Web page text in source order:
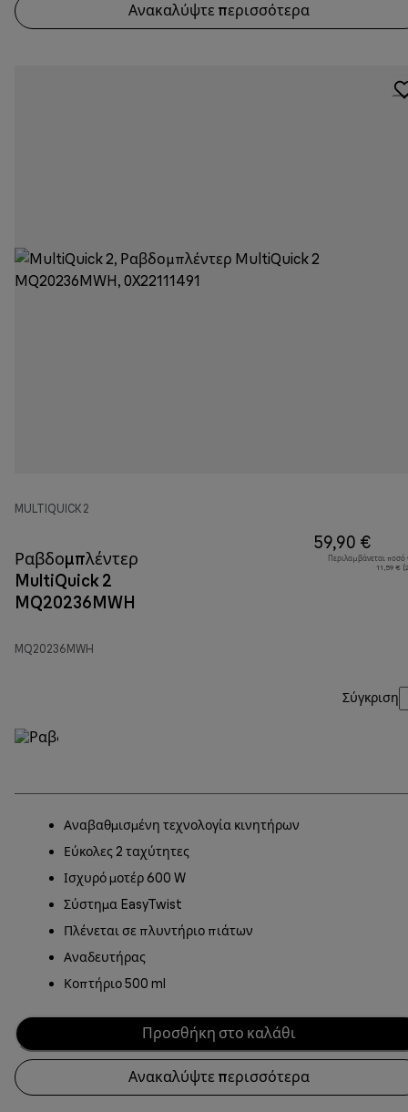
Ανακαλύψτε περισσότερα
MULTIQUICK 2
Ραβδομπλέντερ
MultiQuick 2
MQ20236MWH
MQ20236MWH
59,90 €
Περιλαμβάνεται
11,59 €
Σύγκριση
Αναβαθμισμένη τεχνολογία κινητήρων
Εύκολες 2 ταχύτητες
Ισχυρό μοτέρ 600 W
Σύστημα EasyTwist
Πλένεται σε πλυντήριο πιάτων
Αναδευτήρας
Κοπτήριο 500 ml
Προσθήκη στο καλάθι
Ανακαλύψτε περισσότερα